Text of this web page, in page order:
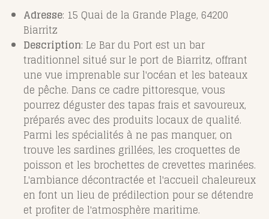
Adresse: 15 Quai de la Grande Plage, 64200
Biarritz
Description: Le Bar du Port est un bar
traditionnel situé sur le port de Biarritz, offrant
une vue imprenable sur l'océan et les bateaux
de pêche. Dans ce cadre pittoresque, vous
pourrez déguster des tapas frais et savoureux,
préparés avec des produits locaux de qualité.
Parmi les spécialités à ne pas manquer, on
trouve les sardines grillées, les croquettes de
poisson et les brochettes de crevettes marinées.
L'ambiance décontractée et l'accueil chaleureux
en font un lieu de prédilection pour se détendre
et profiter de l'atmosphère maritime.